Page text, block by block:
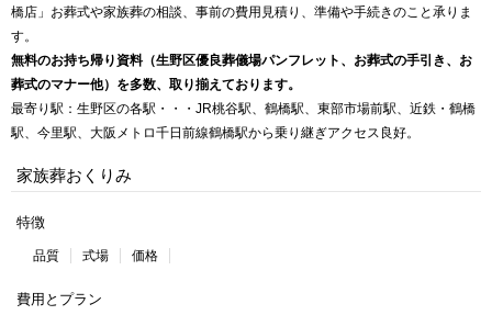
橋店」お葬式や家族葬の相談、事前の費用見積り、準備や手続きのこと承りま
す。
無料のお持ち帰り資料（生野区優良葬儀場パンフレット、お葬式の手引き、お
葬式のマナー他）を多数、取り揃えております。
最寄り駅：生野区の各駅・・・JR桃谷駅、鶴橋駅、東部市場前駅、近鉄・鶴橋
駅、今里駅、大阪メトロ千日前線鶴橋駅から乗り継ぎアクセス良好。
家族葬おくりみ
特徴
品質 式場 価格
費用とプラン